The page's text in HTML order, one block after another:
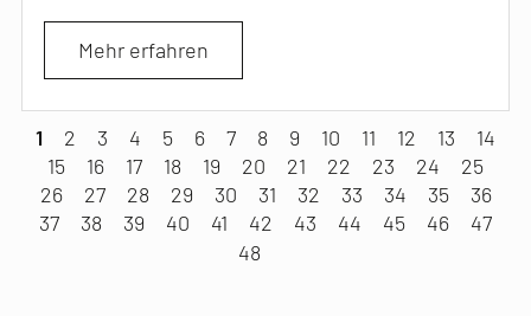
Mehr erfahren
1 2 3 4 5 6 7 8 9 10 11 12 13
14
15
16 17 18 19 20 21 22 23 24
25
26
27 28 29 30 31 32 33 34 35
36
37
38 39 40 41 42 43 44 45 46
47
48